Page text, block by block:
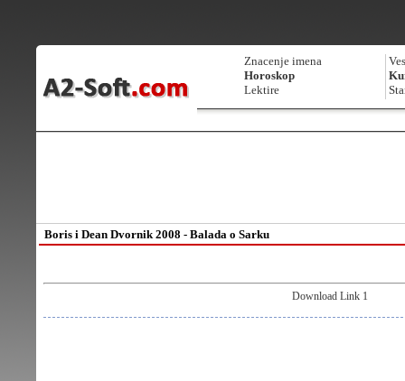
Znacenje imena
Horoskop
Lektire
Boris i Dean Dvornik 2008 - Balada o Sarku
Download Link 1